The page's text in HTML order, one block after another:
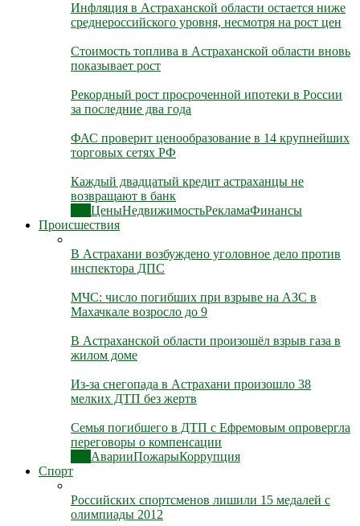
Инфляция в Астраханской области остается ниже
среднероссийского уровня, несмотря на рост цен
Стоимость топлива в Астраханской области вновь
показывает рост
Рекордный рост просроченной ипотеки в России
за последние два года
ФАС проверит ценообразование в 14 крупнейших
торговых сетях РФ
Каждый двадцатый кредит астраханцы не
возвращают в банк
ЦеныНедвижимостьРекламаФинансы
Происшествия
В Астрахани возбуждено уголовное дело против
инспектора ДПС
МЧС: число погибших при взрыве на АЗС в
Махачкале возросло до 9
В Астраханской области произошёл взрыв газа в
жилом доме
Из-за снегопада в Астрахани произошло 38
мелких ДТП без жертв
Семья погибшего в ДТП с Ефремовым опровергла
переговоры о компенсации
АварииПожарыКоррупция
Спорт
Российских спортсменов лишили 15 медалей с
олимпиады 2012